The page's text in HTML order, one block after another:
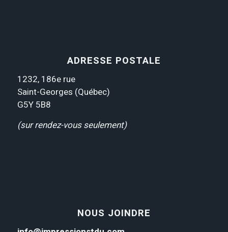
ADRESSE POSTALE
1232, 186e rue
Saint-Georges (Québec)
G5Y 5B8
(sur rendez-vous seulement)
NOUS JOINDRE